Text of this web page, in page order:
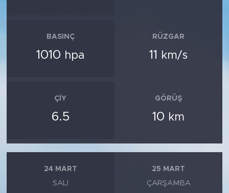
BASINÇ
1010 hpa
RÜZGAR
11 km/s
ÇIY
6.5
GÖRÜŞ
10 km
24 MART
SALI
25 MART
ÇARŞAMBA